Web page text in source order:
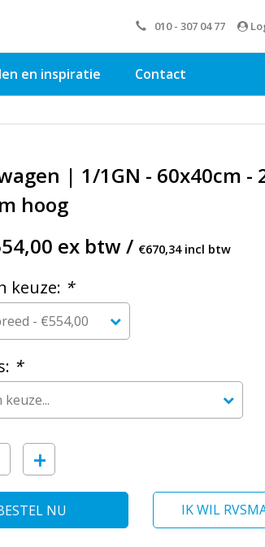
010 - 307 04 77
en inspiratie Contact
| 1/1GN - 60x40cm -
hoog
ex btw / €670,34 incl btw
keuze: *
*
+
NU IK WIL